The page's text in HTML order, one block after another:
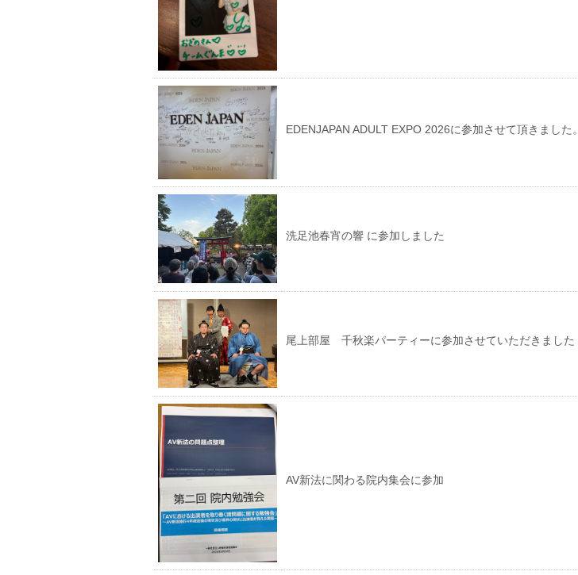
EDENJAPAN ADULT EXPO 2026に参加させて頂きました。
洗足池春宵の響 に参加しました
尾上部屋 千秋楽パーティーに参加させていただきました
AV新法に関わる院内集会に参加